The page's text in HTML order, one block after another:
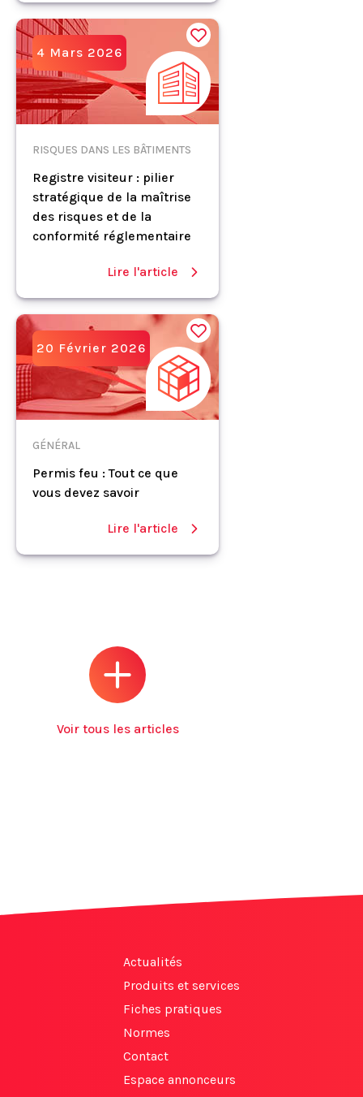
4 Mars 2026
RISQUES DANS LES BÂTIMENTS
Registre visiteur : pilier
stratégique de la maîtrise
des risques et de la
conformité réglementaire
Lire l'article
20 Février 2026
GÉNÉRAL
Permis feu : Tout ce que
vous devez savoir
Lire l'article
Voir tous les articles
Actualités
Produits et services
Fiches pratiques
Normes
Contact
Espace annonceurs